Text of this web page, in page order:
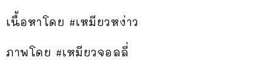
เนื้อหาโดย #เหมียวหง่าว
ภาพโดย #เหมียวจอลลี่